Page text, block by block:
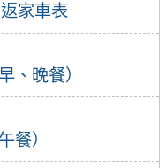
家車表
、晚餐）
餐）